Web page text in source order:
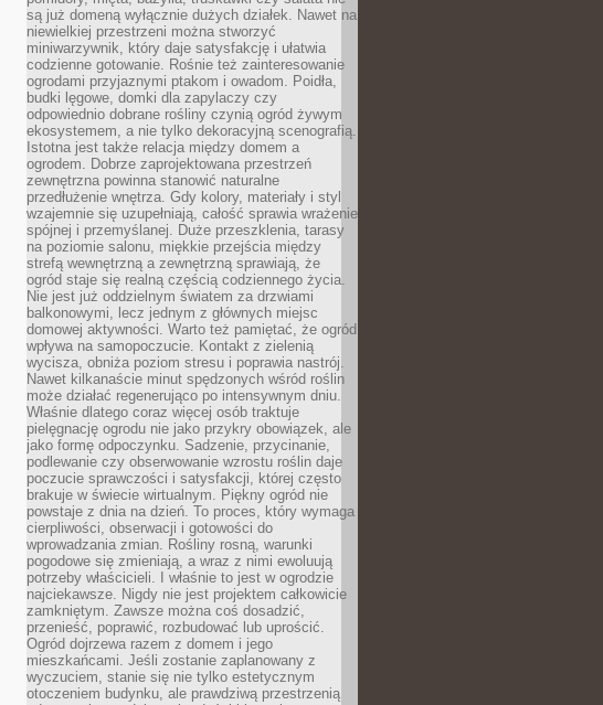
są już domeną wyłącznie dużych działek. Nawet na
niewielkiej przestrzeni można stworzyć
miniwarzywnik, który daje satysfakcję i ułatwia
codzienne gotowanie. Rośnie też zainteresowanie
ogrodami przyjaznymi ptakom i owadom. Poidła,
budki lęgowe, domki dla zapylaczy czy
odpowiednio dobrane rośliny czynią ogród żywym
ekosystemem, a nie tylko dekoracyjną scenografią.
Istotna jest także relacja między domem a
ogrodem. Dobrze zaprojektowana przestrzeń
zewnętrzna powinna stanowić naturalne
przedłużenie wnętrza. Gdy kolory, materiały i styl
wzajemnie się uzupełniają, całość sprawia wrażenie
spójnej i przemyślanej. Duże przeszklenia, tarasy
na poziomie salonu, miękkie przejścia między
strefą wewnętrzną a zewnętrzną sprawiają, że
ogród staje się realną częścią codziennego życia.
Nie jest już oddzielnym światem za drzwiami
balkonowymi, lecz jednym z głównych miejsc
domowej aktywności. Warto też pamiętać, że ogród
wpływa na samopoczucie. Kontakt z zielenią
wycisza, obniża poziom stresu i poprawia nastrój.
Nawet kilkanaście minut spędzonych wśród roślin
może działać regenerująco po intensywnym dniu.
Właśnie dlatego coraz więcej osób traktuje
pielęgnację ogrodu nie jako przykry obowiązek, ale
jako formę odpoczynku. Sadzenie, przycinanie,
podlewanie czy obserwowanie wzrostu roślin daje
poczucie sprawczości i satysfakcji, której często
brakuje w świecie wirtualnym. Piękny ogród nie
powstaje z dnia na dzień. To proces, który wymaga
cierpliwości, obserwacji i gotowości do
wprowadzania zmian. Rośliny rosną, warunki
pogodowe się zmieniają, a wraz z nimi ewoluują
potrzeby właścicieli. I właśnie to jest w ogrodzie
najciekawsze. Nigdy nie jest projektem całkowicie
zamkniętym. Zawsze można coś dosadzić,
przenieść, poprawić, rozbudować lub uprościć.
Ogród dojrzewa razem z domem i jego
mieszkańcami. Jeśli zostanie zaplanowany z
wyczuciem, stanie się nie tylko estetycznym
otoczeniem budynku, ale prawdziwą przestrzenią